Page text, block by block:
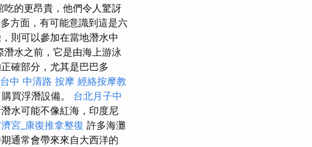
吃的更昂貴，他們令人驚訝
方面，有可能意識到這是六
則可以參加在當地潛水中
潛水之前，它是由海上游泳
確部分，尤其是巴巴多
台中 中清路 按摩 經絡按摩教
買浮潛設備。 台北月子中
水可能不像紅海，印度尼
宮_康復推拿整復 許多海灘
通常會帶來來自大西洋的